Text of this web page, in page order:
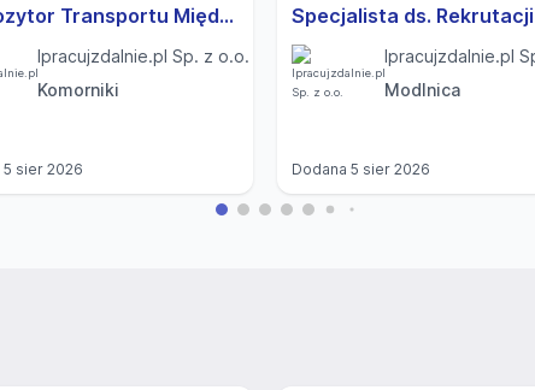
Dyspozytor Transportu Międzynarodowego (K,M)
Ipracujzdalnie.pl Sp. z o.o.
Komorniki
5 sier 2026
Ipracujzdalnie.pl
Modlnica
Dodana 5 sier 2026